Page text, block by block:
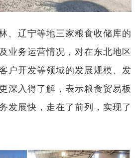
、辽宁等地三家粮食收储库的
业务运营情况，对在东北地区
户开发等领域的发展规模、发
深入得了解，表示粮食贸易板
发展快，走在了前列，实现了